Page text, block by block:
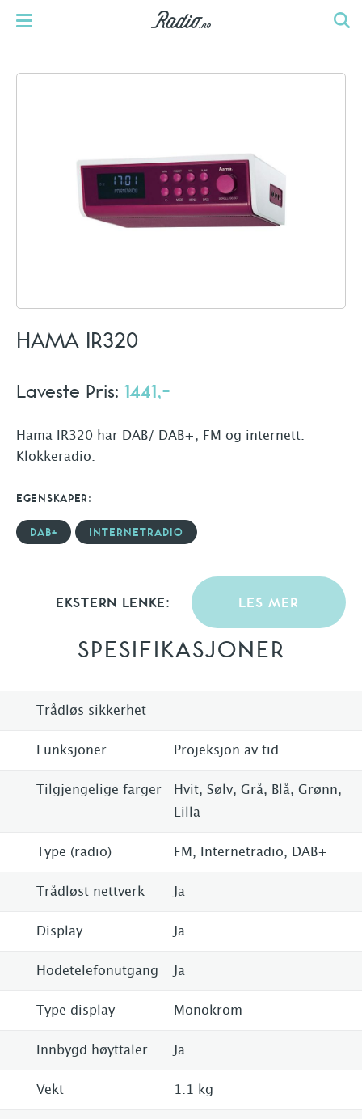
HAMA IR320
Laveste Pris: 1441,-
Hama IR320 har DAB/ DAB+, FM og internett.
Klokkeradio.
EGENSKAPER:
DAB+ INTERNETRADIO
EKSTERN LENKE: LES MER
SPESIFIKASJONER
Trådløs sikkerhet
Funksjoner Projeksjon av tid
Tilgjengelige farger
Hvit, Sølv, Grå, Blå, Grønn,
Lilla
Type (radio) FM, Internetradio, DAB+
Trådløst nettverk Ja
Display Ja
Hodetelefonutgang Ja
Type display Monokrom
Innbygd høyttaler Ja
Vekt 1.1 kg